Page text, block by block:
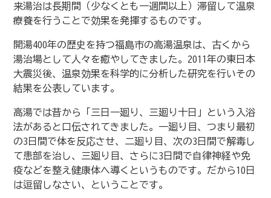
来湯治は長期間（少なくとも一週間以上）滞留して温泉
療養を行うことで効果を発揮するものです。
開湯400年の歴史を持つ福島市の高湯温泉は、古くから
湯治場として人々を癒やしてきました。2011年の東日本
大震災後、温泉効果を科学的に分析した研究を行いその
結果を公表しています。
高湯では昔から「三日一廻り、三廻り十日」という入浴
法があると口伝されてきました。一廻り目、つまり最初
の3日間で体を反応させ、二廻り目、次の3日間で解毒し
て患部を治し、三廻り目、さらに3日間で自律神経や免
疫などを整え健康体へ導くというものです。だから10日
は逗留しなさい、ということです。